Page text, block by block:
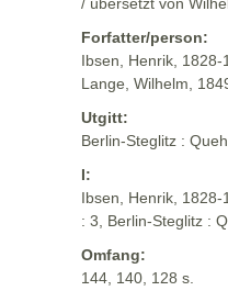
Forfatter/person:
Ibsen, Henrik,
Lange, Wilhelm,
Utgitt:
Berlin-Steglitz :
I:
Ibsen, Henrik,
: 3, Berlin-Steglitz :
Omfang:
144, 140, 128 s.